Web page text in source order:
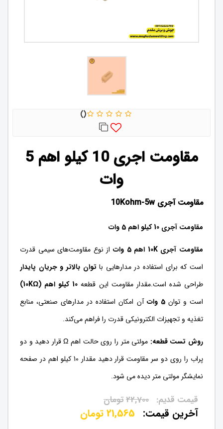
مقاومت اجری 10 کیلو اهم 5
وات
مقاومت آجری 10Kohm-5w
مقاومت آجری 10 کیلو اهم 5 وات
مقاومت آجری 10K اهم 5 وات
از نوع مقاومت‌های سیمی قدرت
است که برای استفاده در مدارهایی با توان بالاتر و جریان پایدار
طراحی شده است.مقدار مقاومت این قطعه 10 کیلو اهم (10KΩ)
است و توان5 وات
آن امکان استفاده در مدارهای صنعتی، منابع
تغذیه و تجهیزات الکترونیکی قدرت را فراهم می‌کند.
روش تست قطعه:
مولتی متر را روی حالت اهم Ω قرار دهید و دو
پراب را روی دو سر مقاومت قرار دهید مقدار 10 کیلو اهم در صفحه
نمایشگر مولتی متر دیده می شود.
21,565تومان
22,700تومان